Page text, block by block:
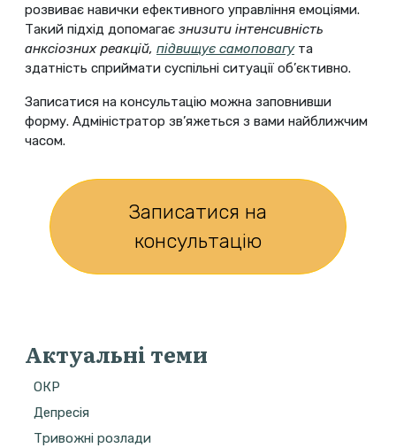
розвиває навички ефективного управління емоціями.
Такий підхід допомагає знизити інтенсивність
анксіозних реакцій, підвищує самоповагута
здатність сприймати суспільні ситуації об’єктивно.
Записатися на консультацію можна заповнивши
форму. Адміністратор зв’яжеться з вами найближчим
часом.
Записатися на
консультацію
Актуальні теми
ОКР
Депресія
Тривожні розлади